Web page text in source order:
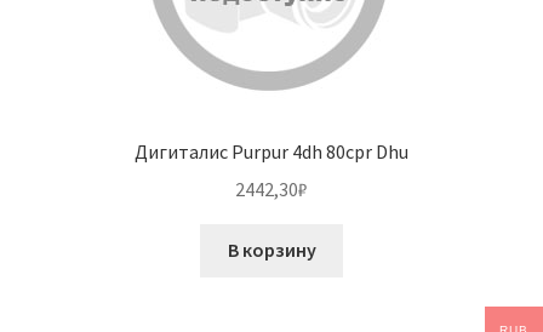
Дигиталис Purpur 4dh 80cpr Dhu
2442,30₽
В корзину